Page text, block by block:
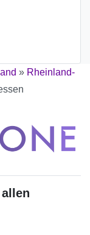
» Rheinland-